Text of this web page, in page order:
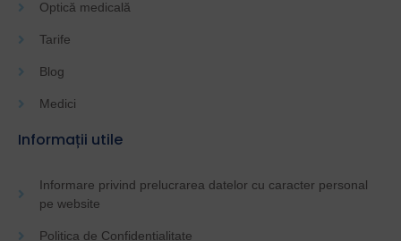
Optică medicală
Tarife
Blog
Medici
Informații utile
Informare privind prelucrarea datelor cu caracter personal
pe website
Politica de Confidențialitate